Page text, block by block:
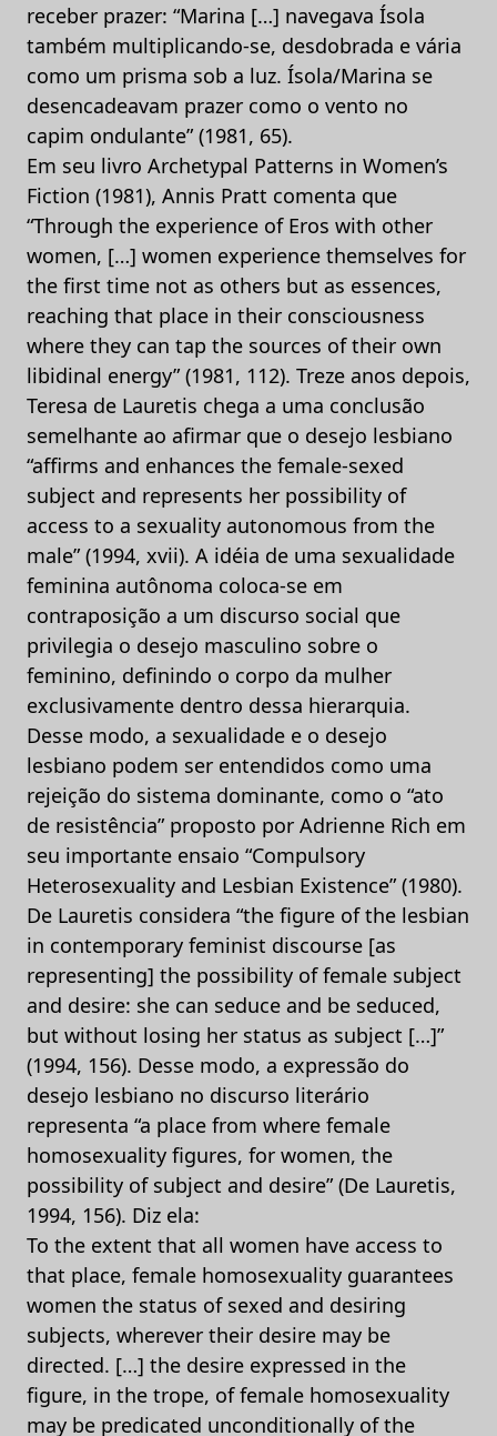
receber prazer: “Marina […] navegava Ísola
também multiplicando-se, desdobrada e vária
como um prisma sob a luz. Ísola/Marina se
desencadeavam prazer como o vento no
capim ondulante” (1981, 65).
Em seu livro Archetypal Patterns in Women’s
Fiction (1981), Annis Pratt comenta que
“Through the experience of Eros with other
women, […] women experience themselves for
the first time not as others but as essences,
reaching that place in their consciousness
where they can tap the sources of their own
libidinal energy” (1981, 112). Treze anos depois,
Teresa de Lauretis chega a uma conclusão
semelhante ao afirmar que o desejo lesbiano
“affirms and enhances the female-sexed
subject and represents her possibility of
access to a sexuality autonomous from the
male” (1994, xvii). A idéia de uma sexualidade
feminina autônoma coloca-se em
contraposição a um discurso social que
privilegia o desejo masculino sobre o
feminino, definindo o corpo da mulher
exclusivamente dentro dessa hierarquia.
Desse modo, a sexualidade e o desejo
lesbiano podem ser entendidos como uma
rejeição do sistema dominante, como o “ato
de resistência” proposto por Adrienne Rich em
seu importante ensaio “Compulsory
Heterosexuality and Lesbian Existence” (1980).
De Lauretis considera “the figure of the lesbian
in contemporary feminist discourse [as
representing] the possibility of female subject
and desire: she can seduce and be seduced,
but without losing her status as subject […]”
(1994, 156). Desse modo, a expressão do
desejo lesbiano no discurso literário
representa “a place from where female
homosexuality figures, for women, the
possibility of subject and desire” (De Lauretis,
1994, 156). Diz ela:
To the extent that all women have access to
that place, female homosexuality guarantees
women the status of sexed and desiring
subjects, wherever their desire may be
directed. […] the desire expressed in the
figure, in the trope, of female homosexuality
may be predicated unconditionally of the